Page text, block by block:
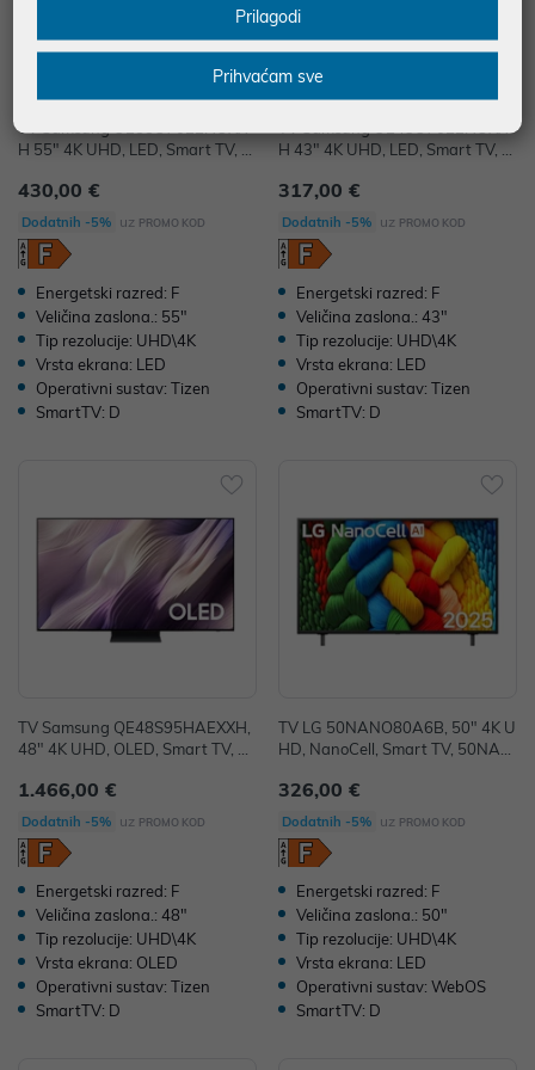
TV Samsung UE55U7022HUXX
H 55" 4K UHD, LED, Smart TV, U
430,00 €
Dodatnih -5% uz PROMO KOD
Energetski razred: F
Veličina zaslona.: 55"
Tip rezolucije: UHD\4K
Vrsta ekrana: LED
Operativni sustav: Tizen
SmartTV: D
H 43" 4K UHD, LED, Smart TV, U
317,00 €
Dodatnih -5% uz PROMO KOD
Energetski razred: F
Veličina zaslona.: 43"
Tip rezolucije: UHD\4K
Vrsta ekrana: LED
Operativni sustav: Tizen
SmartTV: D
TV Samsung QE48S95HAEXXH,
48" 4K UHD, OLED, Smart TV, Q
1.466,00 €
Dodatnih -5% uz PROMO KOD
Energetski razred: F
Veličina zaslona.: 48"
Tip rezolucije: UHD\4K
Vrsta ekrana: OLED
Operativni sustav: Tizen
SmartTV: D
TV LG 50NANO80A6B, 50" 4K U
HD, NanoCell, Smart TV, 50NAN
326,00 €
Dodatnih -5% uz PROMO KOD
Energetski razred: F
Veličina zaslona.: 50"
Tip rezolucije: UHD\4K
Vrsta ekrana: LED
Operativni sustav: WebOS
SmartTV: D
Prilagodi
Prihvaćam sve